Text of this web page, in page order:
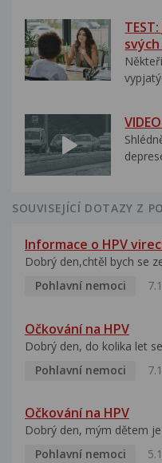
SOUVISEJÍCÍ DOTAZY Z
Informace o HPV
Dobrý den,chtěl bych se
Pohlavní nemoci
Očkování na HPV
Dobrý den, do kolika let
Pohlavní nemoci
Očkování na HPV
Dobrý den, mým dětem
Pohlavní nemoci